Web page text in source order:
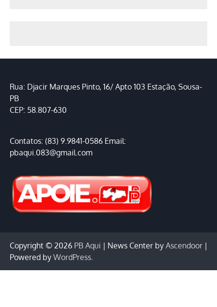
Rua: Djacir Marques Pinto, 16/ Apto 103 Estação, Sousa-
PB
CEP: 58.807-630
Contatos: (83) 9.9841-0586 Email:
pbaqui.083@gmail.com
Copyright © 2026 PB Aqui | News Center by Ascendoor |
Powered by WordPress.